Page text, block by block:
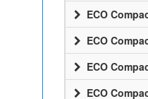
ECO
ECO
ECO
ECO